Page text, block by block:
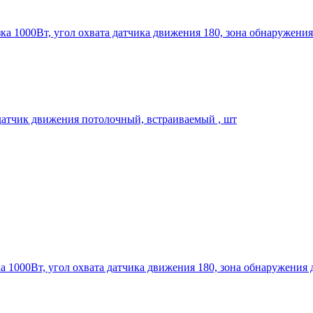
угол охвата датчика движения 180, зона
движения потолочный, встраиваемый , шт
угол охвата датчика движения 180, зона